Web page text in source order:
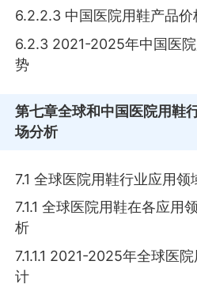
6.2.2.3 中国医院用鞋产品价
6.2.3 2021-2025年中国医
势
第七章全球和中国医院用鞋
场分析
7.1 全球医院用鞋行业应用领
7.1.1 全球医院用鞋在各应用
析
7.1.1.1 2021-2025年全球医
计